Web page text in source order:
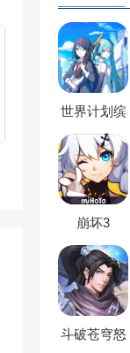
世界计划缤
崩坏3
斗破苍穹怒